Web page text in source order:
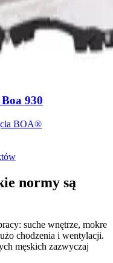
930
BOA®
normy są
suche wnętrze, mokre
chodzenia i wentylacji.
męskich zazwyczaj